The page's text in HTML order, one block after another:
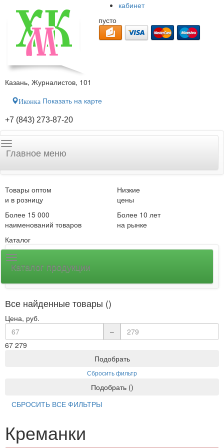
кабинет
пусто
Казань, Журналистов, 101
Иконка Показать на карте
+7 (843) 273-87-20
Главное меню
Товары оптом
и в розницу
Низкие
цены
Более 15 000
наименований товаров
Более 10 лет
на рынке
Каталог
Каталог продукции
Все найденные товары ()
Цена, руб.
–
67 279
Подобрать
Сбросить фильтр
Подобрать ()
СБРОСИТЬ ВСЕ ФИЛЬТРЫ
Креманки